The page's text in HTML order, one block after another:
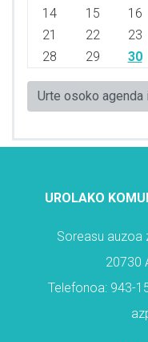
14
15 16
21
22 23
28
29 30
Urte osoko agenda
UROLAKO
Soreasu auzoa
20730
Telefonoa: 943-